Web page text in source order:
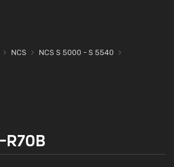
NCS
NCS S 5000 - S 5540
R70B